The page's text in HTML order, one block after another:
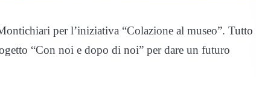
per l’iniziativa “Colazione al museo”. Tutto
“Con noi e dopo di noi” per dare un futuro